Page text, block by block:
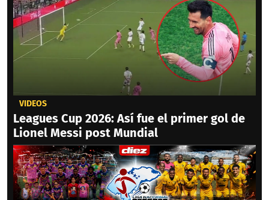
VIDEOS
Leagues Cup 2026: Así fue el primer gol de
Lionel Messi post Mundial